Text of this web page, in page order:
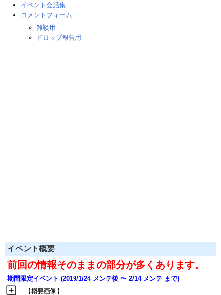
イベント会話集
コメントフォーム
雑談用
ドロップ報告用
イベント概要 †
前回の情報そのままの部分が多くあります。
期間限定イベント (2019/1/24 メンテ後 〜 2/14 メンテ まで)
【概要画像】